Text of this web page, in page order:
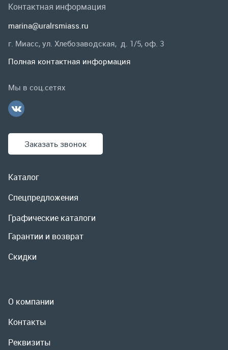
Спецпредложения
Гарантии и возврат
Полезная информация
Заказать звонок